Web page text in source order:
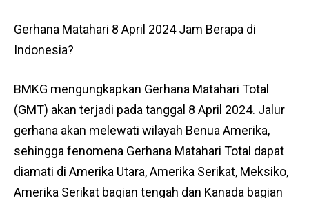
Gerhana Matahari 8 April 2024 Jam Berapa di
Indonesia?
BMKG mengungkapkan Gerhana Matahari Total
(GMT) akan terjadi pada tanggal 8 April 2024. Jalur
gerhana akan melewati wilayah Benua Amerika,
sehingga fenomena Gerhana Matahari Total dapat
diamati di Amerika Utara, Amerika Serikat, Meksiko,
Amerika Serikat bagian tengah dan Kanada bagian